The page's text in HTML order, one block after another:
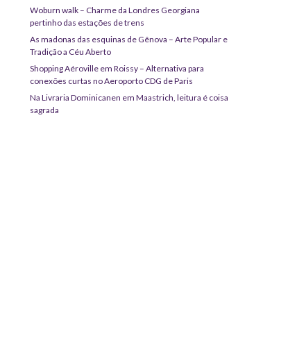
Woburn walk – Charme da Londres Georgiana
pertinho das estações de trens
As madonas das esquinas de Gênova – Arte Popular e
Tradição a Céu Aberto
Shopping Aéroville em Roissy – Alternativa para
conexões curtas no Aeroporto CDG de Paris
Na Livraria Dominicanen em Maastrich, leitura é coisa
sagrada